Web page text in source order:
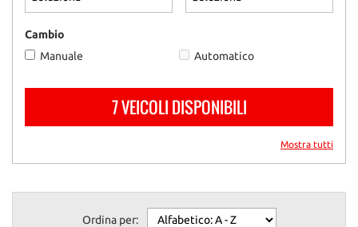
Cambio
Manuale
Automatico
7 VEICOLI DISPONIBILI
Mostra tutti
Ordina per:
questi
strumenti
di
tracciamento
cookie
e